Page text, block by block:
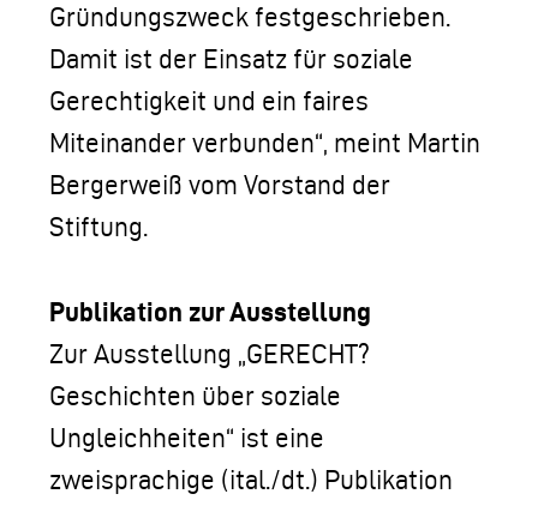
Gründungszweck festgeschrieben.
Damit ist der Einsatz für soziale
Gerechtigkeit und ein faires
Miteinander verbunden“, meint Martin
Bergerweiß vom Vorstand der
Stiftung.
Publikation zur Ausstellung
Zur Ausstellung „GERECHT?
Geschichten über soziale
Ungleichheiten“ ist eine
zweisprachige (ital./dt.) Publikation